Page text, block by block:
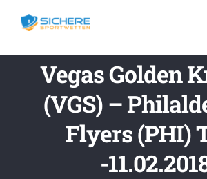
Inhalt
springen
Vegas Golden
(VGS) –
Flyers (PHI)
-